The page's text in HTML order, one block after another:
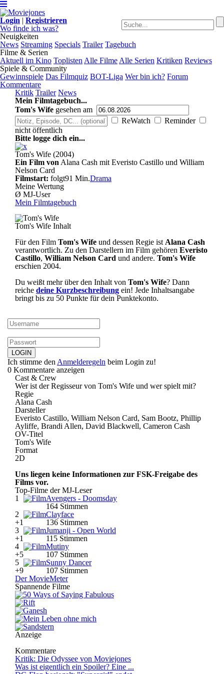
Login | Registrieren
Wo finde ich was?
Neuigkeiten
News Streaming Specials Trailer Tagebuch
Filme & Serien
Aktuell im Kino Toplisten Alle Filme Alle Serien Kritiken Reviews
Spiele & Community
Gewinnspiele Das Filmquiz BOT-Liga Wer bin ich? Forum
Kommentare
Kritik Trailer News
Mein Filmtagebuch...
Tom's Wife gesehen am
ReWatch
Reminder
nicht öffentlich
Bitte logge dich ein...
Tom's Wife (2004)
Ein Film von Alana Cash mit Everisto Castillo und William
Nelson Card
Filmstart: folgt91 Min.Drama
Meine Wertung
Ø MJ-User
Mein Filmtagebuch
Tom's Wife Inhalt
Für den Film Tom's Wife und dessen Regie ist Alana Cash
verantwortlich. Zu den Darstellern im Film gehören Everisto
Castillo, William Nelson Card und andere. Tom's Wife
erschien 2004.
Du weißt mehr über den Inhalt von Tom's Wife? Dann
reiche deine Kurzbeschreibung ein! Jede Inhaltsangabe
bringt bis zu 50 Punkte für dein Punktekonto.
Ich stimme den Anmelderegeln beim Login zu!
0 Kommentare anzeigen
Cast & Crew
Wer ist der Regisseur von Tom's Wife und wer spielt mit?
Regie
Alana Cash
Darsteller
Everisto Castillo, William Nelson Card, Sam Bootz, Phillip
Ayliffe, Brandi Allen, David Blackwell, Cameron Cash
OV-Titel
Tom's Wife
Format
2D
Uns liegen keine Informationen zur FSK-Freigabe des
Films vor.
Top-Filme der MJ-Leser
1
Avengers - Doomsday
164 Stimmen
2
+1
Clayface
136 Stimmen
3
+1
Jumanji - Open World
115 Stimmen
4
+5
Mutiny
107 Stimmen
5
+9
Sunny Dancer
107 Stimmen
Der MovieMeter
Spannende Filme
Anzeige
Kommentare
Kritik: Die Odyssee von Moviejones
Was ist eigentlich ein Spoiler? Eine ...